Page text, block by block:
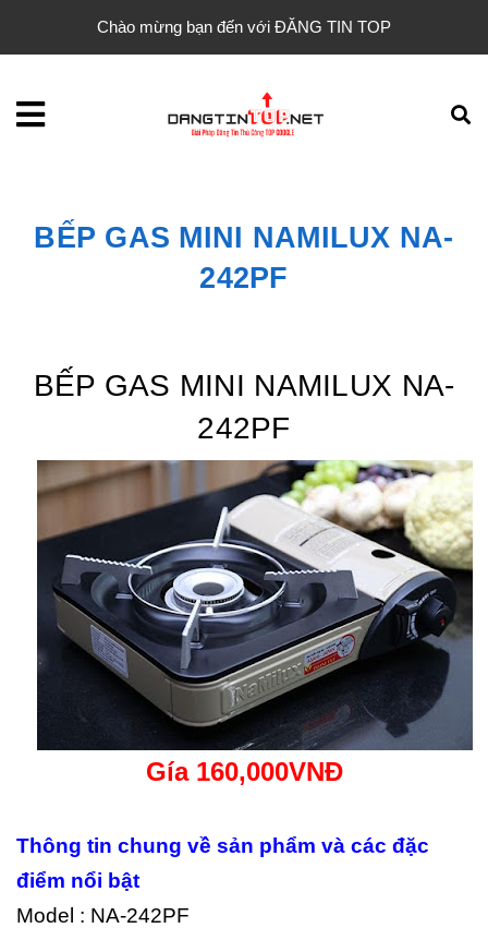
Chào mừng bạn đến với ĐĂNG TIN TOP
BẾP GAS MINI NAMILUX NA-
242PF
BẾP GAS MINI NAMILUX NA-
242PF
Gía 160,000VNĐ
Thông tin chung về sản phẩm và các đặc
điểm nổi bật
Model : NA-242PF